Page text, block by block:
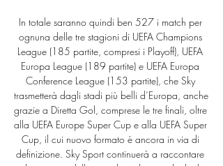
In totale saranno quindi ben 527 i match per
ognuna delle tre stagioni di UEFA Champions
League (185 partite, compresi i Playoff), UEFA
Europa League (189 partite) e UEFA Europa
Conference League (153 partite), che Sky
trasmetterà dagli stadi più belli d’Europa, anche
grazie a Diretta Gol, comprese le tre finali, oltre
alla UEFA Europe Super Cup e alla UEFA Super
Cup, il cui nuovo formato è ancora in via di
definizione. Sky Sport continuerà a raccontare